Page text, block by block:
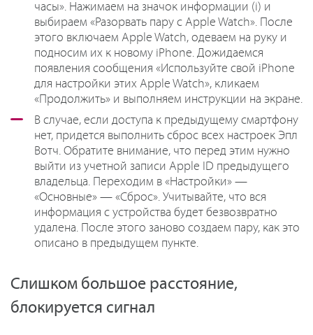
часы». Нажимаем на значок информации (i) и
выбираем «Разорвать пару с Apple Watch». После
этого включаем Apple Watch, одеваем на руку и
подносим их к новому iPhone. Дожидаемся
появления сообщения «Используйте свой iPhone
для настройки этих Apple Watch», кликаем
«Продолжить» и выполняем инструкции на экране.
В случае, если доступа к предыдущему смартфону
нет, придется выполнить сброс всех настроек Эпл
Вотч. Обратите внимание, что перед этим нужно
выйти из учетной записи Apple ID предыдущего
владельца. Переходим в «Настройки» —
«Основные» — «Сброс». Учитывайте, что вся
информация с устройства будет безвозвратно
удалена. После этого заново создаем пару, как это
описано в предыдущем пункте.
Слишком большое расстояние,
блокируется сигнал